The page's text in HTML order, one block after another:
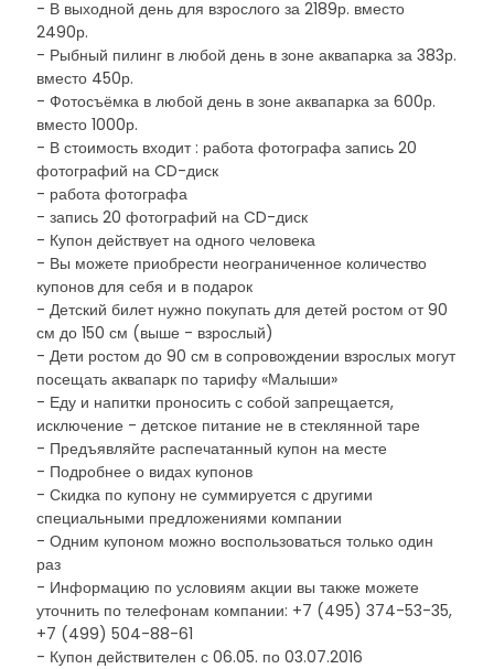
- В выходной день для взрослого за 2189р. вместо
2490р.
- Рыбный пилинг в любой день в зоне аквапарка за 383р.
вместо 450р.
- Фотосъёмка в любой день в зоне аквапарка за 600р.
вместо 1000р.
- В стоимость входит : работа фотографа запись 20
фотографий на CD-диск
- работа фотографа
- запись 20 фотографий на CD-диск
- Купон действует на одного человека
- Вы можете приобрести неограниченное количество
купонов для себя и в подарок
- Детский билет нужно покупать для детей ростом от 90
см до 150 см (выше - взрослый)
- Дети ростом до 90 см в сопровождении взрослых могут
посещать аквапарк по тарифу «Малыши»
- Еду и напитки проносить с собой запрещается,
исключение - детское питание не в стеклянной таре
- Предъявляйте распечатанный купон на месте
- Подробнее о видах купонов
- Скидка по купону не суммируется с другими
специальными предложениями компании
- Одним купоном можно воспользоваться только один
раз
- Информацию по условиям акции вы также можете
уточнить по телефонам компании: +7 (495) 374-53-35,
+7 (499) 504-88-61
- Купон действителен с 06.05. по 03.07.2016